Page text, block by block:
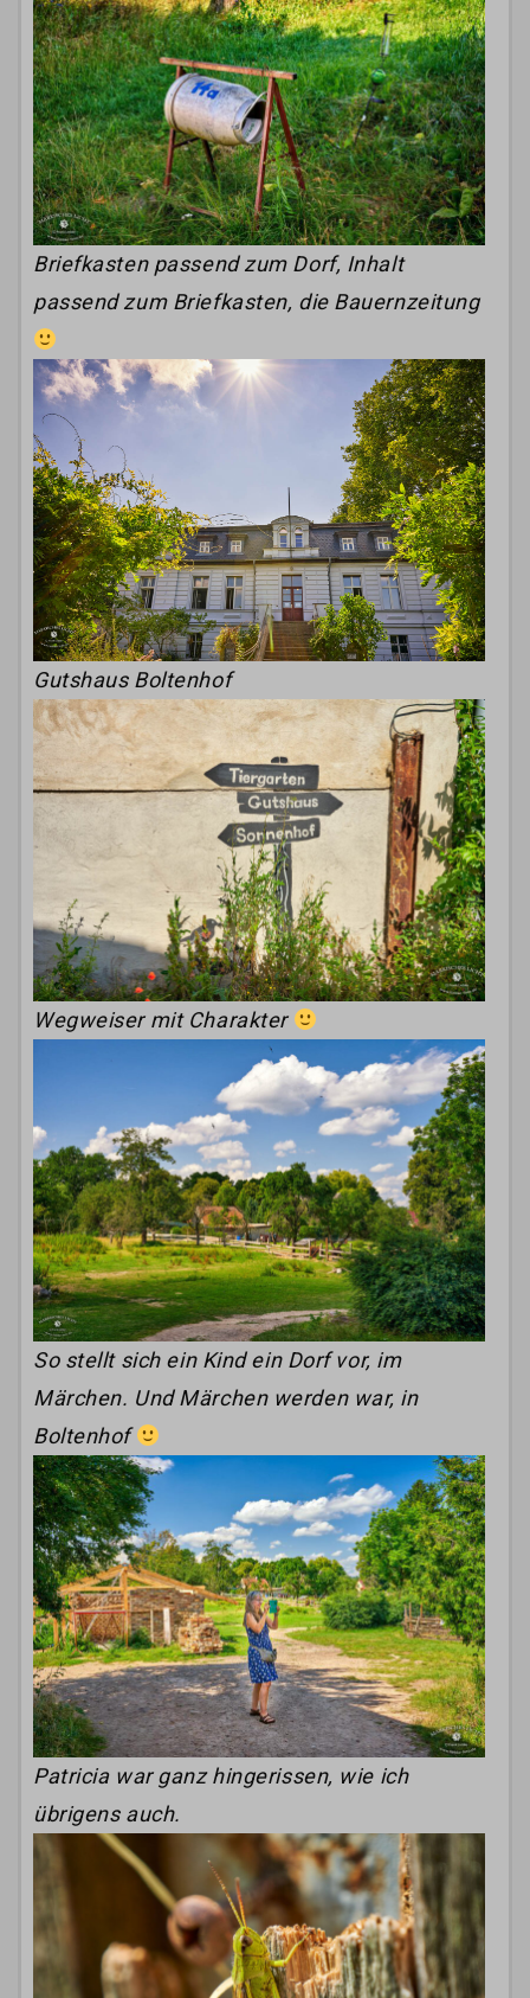
Briefkasten passend zum Dorf, Inhalt
passend zum Briefkasten, die Bauernzeitung
Gutshaus Boltenhof
Wegweiser mit Charakter
So stellt sich ein Kind ein Dorf vor, im
Märchen. Und Märchen werden war, in
Boltenhof
Patricia war ganz hingerissen, wie ich
übrigens auch.